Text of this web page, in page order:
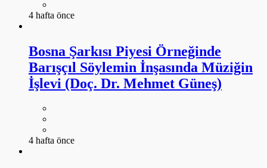
4 hafta önce
Bosna Şarkısı Piyesi Örneğinde
Barışçıl Söylemin İnşasında Müziğin
İşlevi (Doç. Dr. Mehmet Güneş)
4 hafta önce